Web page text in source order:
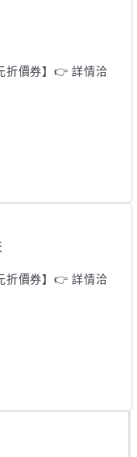
折價券】👉 詳情洽
折價券】👉 詳情洽